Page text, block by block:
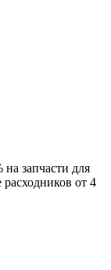
запчасти для
от 4